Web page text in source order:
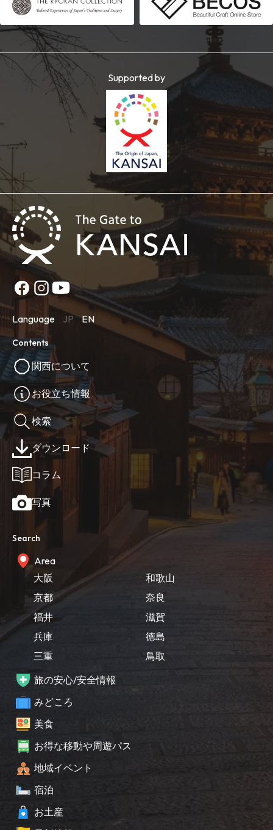
Supported by
Language JP EN
Contents
関西について
お役立ち情報
検索
ダウンロード
コラム
写真
Search
Area
大阪
京都
福井
兵庫
三重
和歌山
奈良
滋賀
徳島
鳥取
旅の安心/安全情報
みどころ
美食
お得な移動や周遊パス
地域イベント
宿泊
お土産